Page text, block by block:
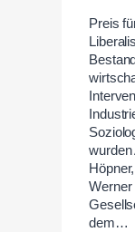
Preis
wurden
Werner
dem…